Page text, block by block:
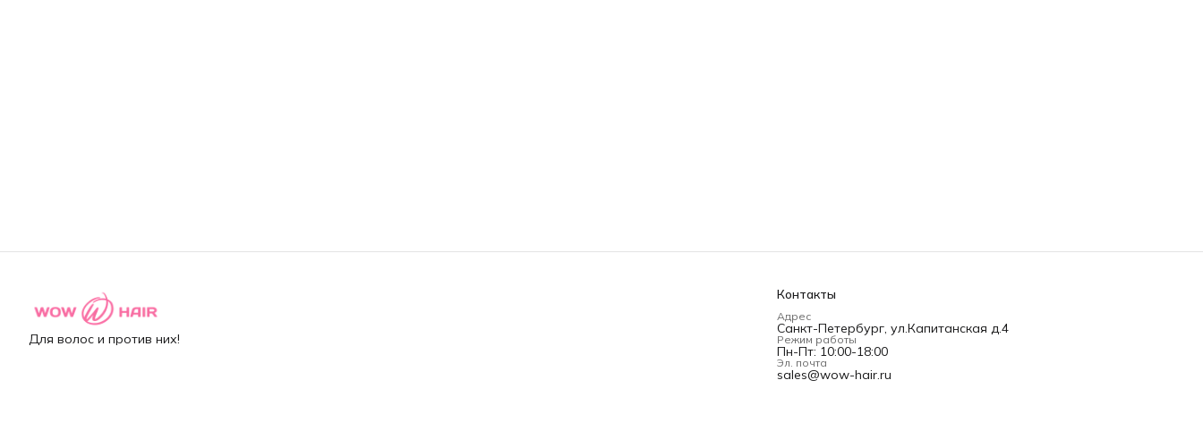
Для волос и против них!
Контакты
Адрес
Санкт-Петербург, ул.Капитанская д.4
Режим работы
Пн-Пт: 10:00-18:00
Эл. почта
sales@wow-hair.ru